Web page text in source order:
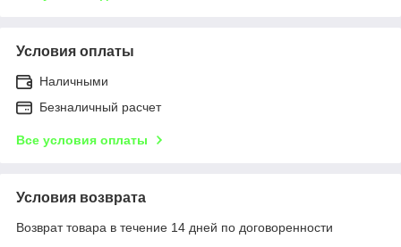
Условия оплаты
Наличными
Безналичный расчет
Все условия оплаты
Условия возврата
Возврат товара в течение 14 дней по договоренности